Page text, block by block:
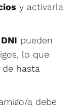
y activarla
pueden
lo que
hasta
a debe